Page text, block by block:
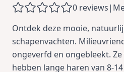
0 reviews|
Ontdek deze mooie,
schapenvachten.
ongeverfd en ongebleekt.
hebben lange haren van 8-